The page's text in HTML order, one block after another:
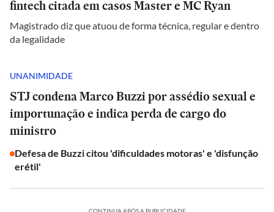
fintech citada em casos Master e MC Ryan
Magistrado diz que atuou de forma técnica, regular e dentro
da legalidade
UNANIMIDADE
STJ condena Marco Buzzi por assédio sexual e
importunação e indica perda de cargo do
ministro
Defesa de Buzzi citou 'dificuldades motoras' e 'disfunção
erétil'